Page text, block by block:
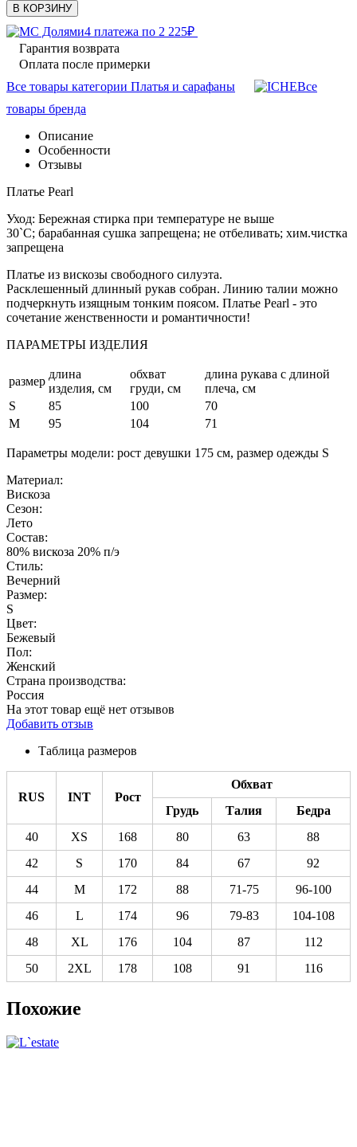
В КОРЗИНУ
4 платежа по 2 225₽
Гарантия возврата
Оплата после примерки
Все товары категории Платья и сарафаны
Все
товары бренда
Описание
Особенности
Отзывы
Платье Pearl
Уход: Бережная стирка при температуре не выше
30`C; барабанная сушка запрещена; не отбеливать; хим.чистка
запрещена
Платье из вискозы свободного силуэта.
Расклешенный длинный рукав собран. Линию талии можно
подчеркнуть изящным тонким поясом. Платье Pearl - это
сочетание женственности и романтичности!
ПАРАМЕТРЫ ИЗДЕЛИЯ
размер
длина
изделия, см
обхват
груди, см
длина рукава с длиной
плеча, см
S
85 100
70
M
95 104 71
Параметры модели: рост девушки 175 см, размер одежды S
Материал:
Вискоза
Сезон:
Лето
Состав:
80% вискоза 20% п/э
Стиль:
Вечерний
Размер:
S
Цвет:
Бежевый
Пол:
Женский
Страна производства:
Россия
На этот товар ещё нет отзывов
Добавить отзыв
Таблица размеров
RUS INT Рост
Обхват
Грудь
Талия
Бедра
40
XS 168 80 63
88
42
S 170 84 67
92
44
M 172 88 71-75
96-100
46
L 174 96 79-83
104-108
48
XL 176 104 87
112
50
2XL 178 108 91 116
Похожие